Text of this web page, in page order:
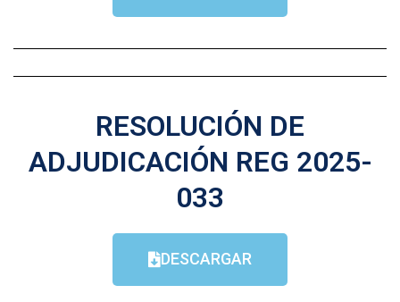
RESOLUCIÓN DE
ADJUDICACIÓN REG 2025-
033
DESCARGAR